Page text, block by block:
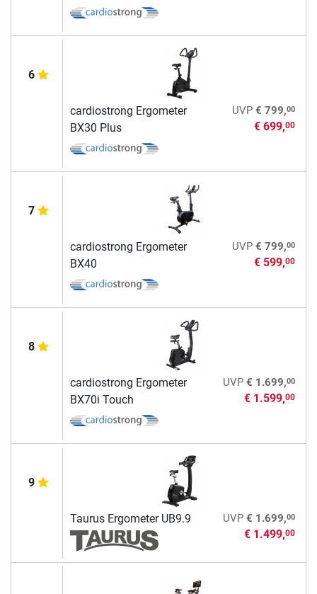
6
cardiostrong Ergometer
BX30 Plus
UVP € 799,00
€ 699,00
7
cardiostrong Ergometer
BX40
UVP € 799,00
€ 599,00
8
cardiostrong Ergometer
BX70i Touch
UVP € 1.699,00
€ 1.599,00
9
Taurus Ergometer UB9.9 UVP € 1.699,00
€ 1.499,00